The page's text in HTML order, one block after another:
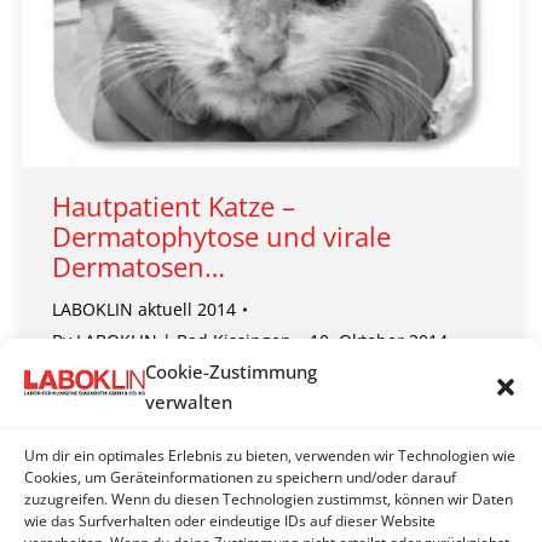
Cookie-Zustimmung
verwalten
Um dir ein optimales Erlebnis zu bieten, verwenden wir Technologien wie
Cookies, um Geräteinformationen zu speichern und/oder darauf
zuzugreifen. Wenn du diesen Technologien zustimmst, können wir Daten
wie das Surfverhalten oder eindeutige IDs auf dieser Website
Hautpatient Katze –
Dermatophytose und virale
Dermatosen…
LABOKLIN aktuell 2014
By LABOKLIN | Bad Kissingen 10. Oktober 2014
Dermatophyten sind fadenförmige Pilze, die
Hautveränderungen bei Mensch und Tier auslösen
bezeichnet. Die Pilze nutzen Keratin als
Kohlenstoffquelle und besiedeln keratinisiertes
Gewebe (Haare, Haut, Krallen).